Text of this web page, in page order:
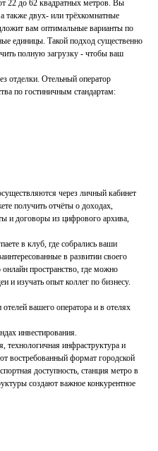
22 до 62 квадратных метров. Вы
также двух- или трёхкомнатные
вам оптимальные варианты по
единицы. Такой подход существенно
полную загрузку - чтобы ваш
отделки. Отельный оператор
по гостиничным стандартам:
через личный кабинет
получить отчёты о доходах,
и договоры из цифрового архива,
в клуб, где собрались ваши
в развитии своего
онлайн пространство, где можно
и изучать опыт коллег по бизнесу.
вашего оператора и в отелях
инвестирования.
технологичная инфраструктура и
востребованный формат городской
доступность, станция метро в
создают важное конкурентное